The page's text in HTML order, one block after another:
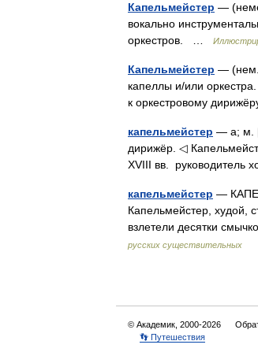
Капельмейстер —
вокально
оркестров. …
Капельмейстер — (нем.
капеллы и/или
к оркестровому
капельмейстер — а; м.
дирижёр. ◁
XVIII вв. руководитель
капельмейстер —
Капельмейстер, худой,
взлетели десятки
русских существительных
© Академик, 2000-2026
👣 Путешествия